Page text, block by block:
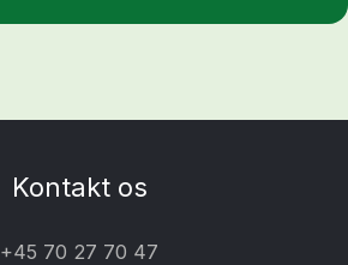
Kontakt os
+45 70 27 70 47